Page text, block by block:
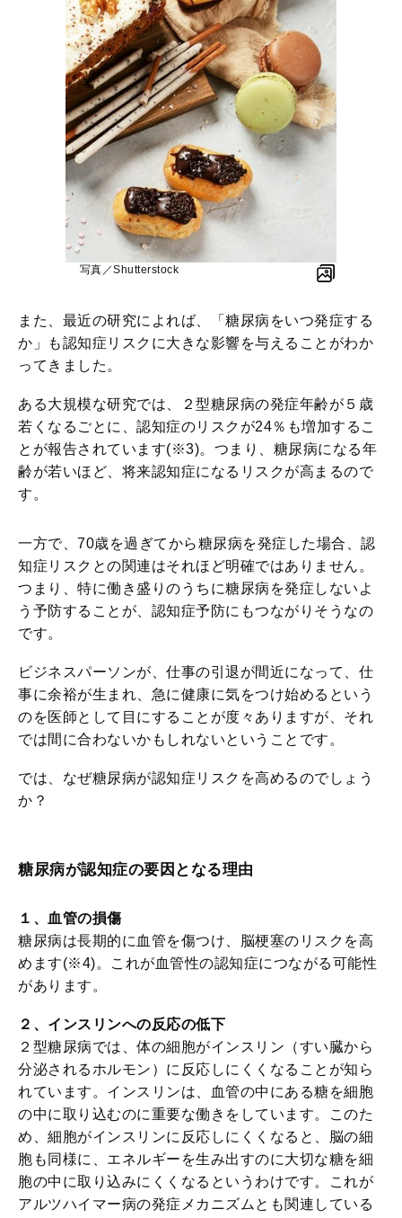
写真／Shutterstock
また、最近の研究によれば、「糖尿病をいつ発症する
か」も認知症リスクに大きな影響を与えることがわか
ってきました。
ある大規模な研究では、２型糖尿病の発症年齢が５歳
若くなるごとに、認知症のリスクが24％も増加するこ
とが報告されています(※3)。つまり、糖尿病になる年
齢が若いほど、将来認知症になるリスクが高まるので
す。
一方で、70歳を過ぎてから糖尿病を発症した場合、認
知症リスクとの関連はそれほど明確ではありません。
つまり、特に働き盛りのうちに糖尿病を発症しないよ
う予防することが、認知症予防にもつながりそうなの
です。
ビジネスパーソンが、仕事の引退が間近になって、仕
事に余裕が生まれ、急に健康に気をつけ始めるという
のを医師として目にすることが度々ありますが、それ
では間に合わないかもしれないということです。
では、なぜ糖尿病が認知症リスクを高めるのでしょう
か？
糖尿病が認知症の要因となる理由
１、血管の損傷
糖尿病は長期的に血管を傷つけ、脳梗塞のリスクを高
めます(※4)。これが血管性の認知症につながる可能性
があります。
２、インスリンへの反応の低下
２型糖尿病では、体の細胞がインスリン（すい臓から
分泌されるホルモン）に反応しにくくなることが知ら
れています。インスリンは、血管の中にある糖を細胞
の中に取り込むのに重要な働きをしています。このた
め、細胞がインスリンに反応しにくくなると、脳の細
胞も同様に、エネルギーを生み出すのに大切な糖を細
胞の中に取り込みにくくなるというわけです。これが
アルツハイマー病の発症メカニズムとも関連している